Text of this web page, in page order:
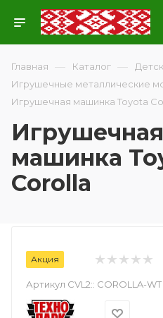
Главная — Каталог —
Игрушечные металлические
Игрушечная машинка Toyota
Игрушечная
машинка
Corolla
Акция
Артикул CVL2:: COROLLA-WT